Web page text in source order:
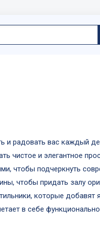
и радовать вас каждый
чистое и элегантное
чтобы подчеркнуть
чтобы придать залу
которые добавят
в себе